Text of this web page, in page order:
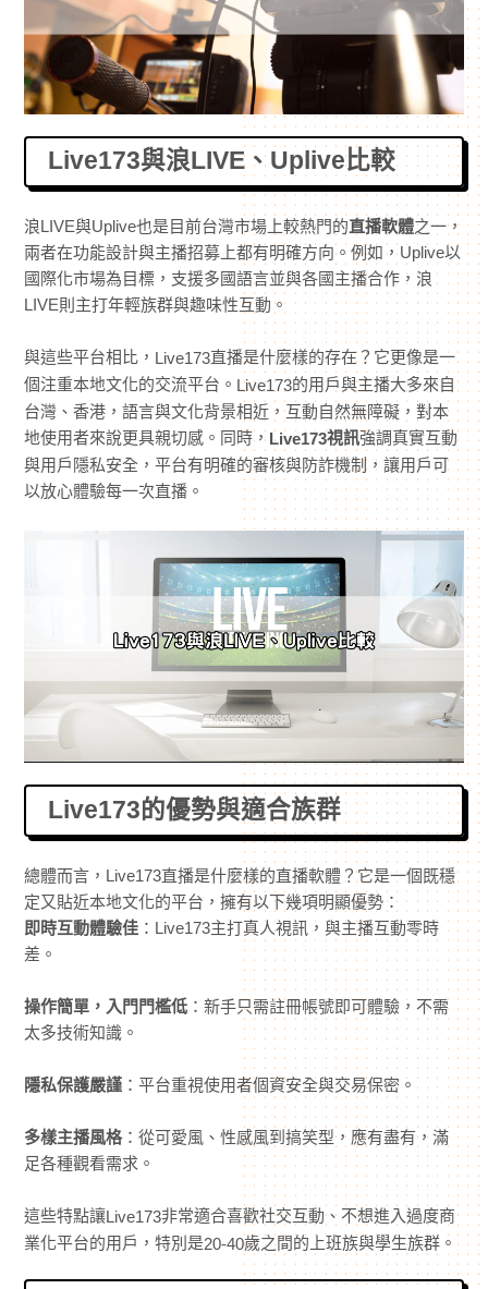
Live173與浪LIVE、Uplive比較
浪LIVE與Uplive也是目前台灣市場上較熱門的直播軟體之一，
兩者在功能設計與主播招募上都有明確方向。例如，Uplive以
國際化市場為目標，支援多國語言並與各國主播合作，浪
LIVE則主打年輕族群與趣味性互動。
與這些平台相比， Live173直播是什麼樣的存在？它更像是一
個注重本地文化的交流平台。 Live173的用戶與主播大多來自
台灣、香港，語言與文化背景相近，互動自然無障礙，對本
地使用者來說更具親切感。同時， Live173視訊強調真實互動
與用戶隱私安全，平台有明確的審核與防詐機制，讓用戶可
以放心體驗每一次直播。
Live173的優勢與適合族群
總體而言，Live173直播是什麼樣的直播軟體？它是一個既穩
定又貼近本地文化的平台，擁有以下幾項明顯優勢：
即時互動體驗佳 ：Live173主打真人視訊，與主播互動零時
差。
操作簡單，入門門檻低 ：新手只需註冊帳號即可體驗，不需
太多技術知識。
隱私保護嚴謹 ：平台重視使用者個資安全與交易保密。
多樣主播風格：從可愛風、性感風到搞笑型，應有盡有，滿
足各種觀看需求。
這些特點讓Live173非常適合喜歡社交互動、不想進入過度商
業化平台的用戶，特別是20-40歲之間的上班族與學生族群。